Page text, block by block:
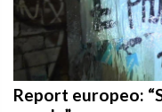
Report europeo:
parole”